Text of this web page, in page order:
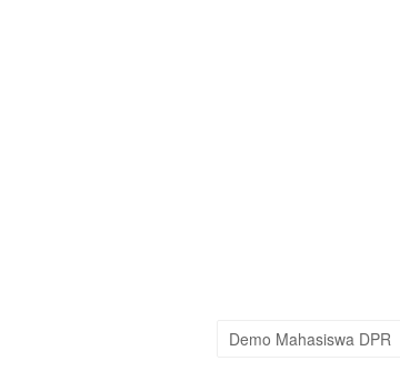
Demo Mahasiswa DPR